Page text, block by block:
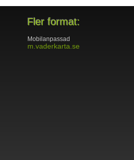
Fler format:
Mobilanpassad
m.vaderkarta.se